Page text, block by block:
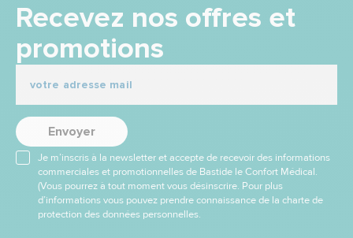
Recevez nos offres et
promotions
Envoyer
Je m’inscris à la newsletter et accepte de recevoir des informations
commerciales et promotionnelles de Bastide le Confort Médical.
(Vous pourrez à tout moment vous désinscrire. Pour plus
d’informations vous pouvez prendre connaissance de la charte de
protection des données personnelles.